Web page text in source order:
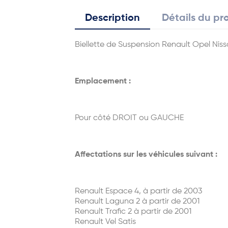
Description Détails du
Biellette de Suspension Renault Opel
Emplacement :
Pour côté DROIT ou GAUCHE
Affectations sur les véhicules suivant :
Renault Espace 4, à partir de 2003
Renault Laguna 2 à partir de 2001
Renault Trafic 2 à partir de 2001
Renault Vel Satis